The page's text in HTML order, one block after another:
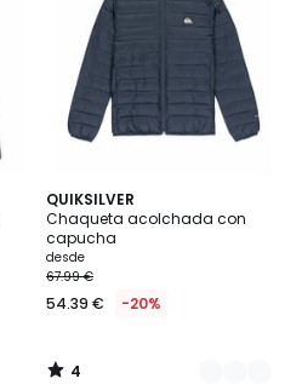
QUIKSILVER
Chaqueta acolchada con
capucha
desde
67.99 €
54.39 € -20%
4
/
5
3
Colores
4
/